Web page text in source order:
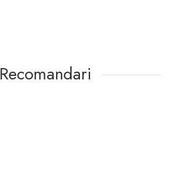
Recomandari